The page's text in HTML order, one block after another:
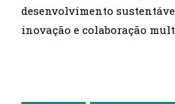
desenvolvimento
inovação e colaboração